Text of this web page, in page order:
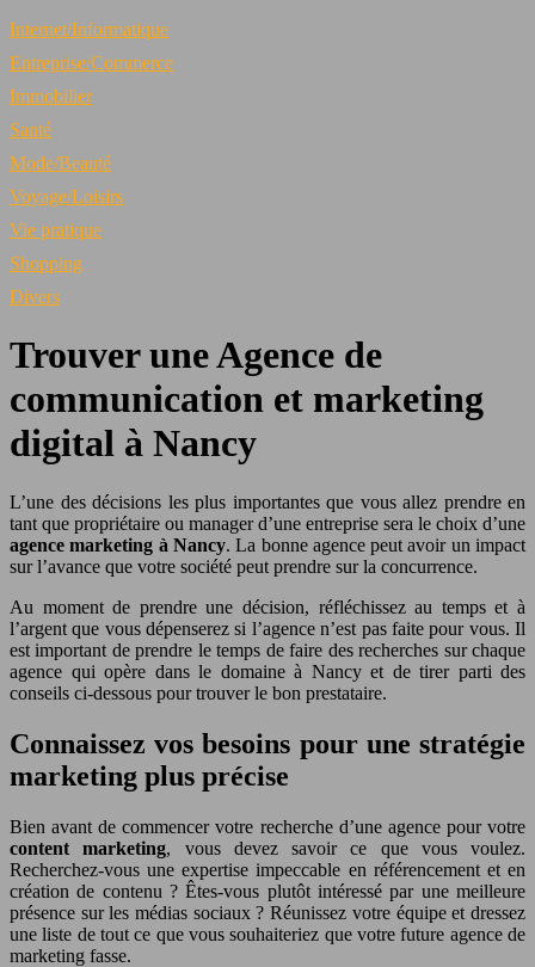
Internet/Informatique
Entreprise/Commerce
Immobilier
Santé
Mode/Beauté
Voyage/Loisirs
Vie pratique
Shopping
Divers
Trouver une Agence de
communication et marketing
digital à Nancy
L’une des décisions les plus importantes que vous allez prendre en
tant que propriétaire ou manager d’une entreprise sera le choix d’une
agence marketing à Nancy. La bonne agence peut avoir un impact
sur l’avance que votre société peut prendre sur la concurrence.
Au moment de prendre une décision, réfléchissez au temps et à
l’argent que vous dépenserez si l’agence n’est pas faite pour vous. Il
est important de prendre le temps de faire des recherches sur chaque
agence qui opère dans le domaine à Nancy et de tirer parti des
conseils ci-dessous pour trouver le bon prestataire.
Connaissez vos besoins pour une stratégie
marketing plus précise
Bien avant de commencer votre recherche d’une agence pour votre
content marketing, vous devez savoir ce que vous voulez.
Recherchez-vous une expertise impeccable en référencement et en
création de contenu ? Êtes-vous plutôt intéressé par une meilleure
présence sur les médias sociaux ? Réunissez votre équipe et dressez
une liste de tout ce que vous souhaiteriez que votre future agence de
marketing fasse.